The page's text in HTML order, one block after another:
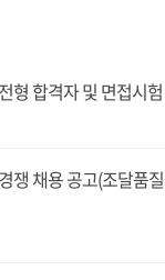
형 합격자 및 면접시
쟁 채용 공고(조달품